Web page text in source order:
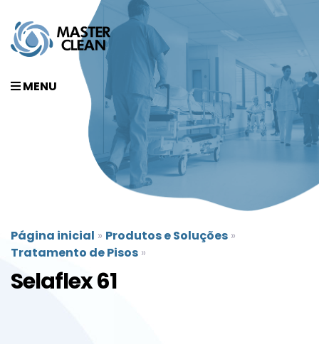
MENU
Página inicial » Produtos e Soluções »
Tratamento de Pisos »
Selaflex 61